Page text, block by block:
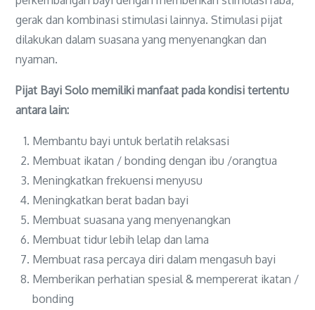
gerak dan kombinasi stimulasi lainnya. Stimulasi pijat
dilakukan dalam suasana yang menyenangkan dan
nyaman.
Pijat Bayi Solo memiliki manfaat pada kondisi tertentu
antara lain:
Membantu bayi untuk berlatih relaksasi
Membuat ikatan / bonding dengan ibu /orangtua
Meningkatkan frekuensi menyusu
Meningkatkan berat badan bayi
Membuat suasana yang menyenangkan
Membuat tidur lebih lelap dan lama
Membuat rasa percaya diri dalam mengasuh bayi
Memberikan perhatian spesial & mempererat ikatan /
bonding